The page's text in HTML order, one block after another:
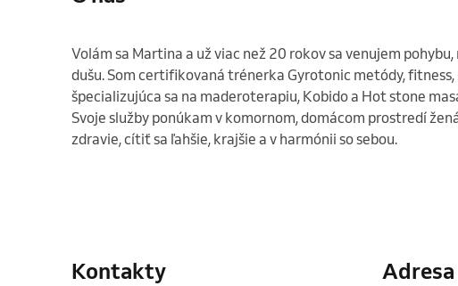
Volám sa Martina a už viac než 20 rokov sa venujem
dušu. Som certifikovaná trénerka Gyrotonic metódy,
špecializujúca sa na maderoterapiu, Kobido a Hot stone
Svoje služby ponúkam v komornom, domácom prostredí
zdravie, cítiť sa ľahšie, krajšie a v harmónii so sebou.
Kontakty Adresa